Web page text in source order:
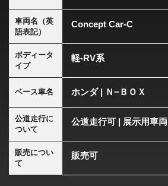
車両名（英
語表記）
Concept Car-C
ボディータ
イプ
軽-RV系
ベース車名 ホンダ | Ｎ−ＢＯＸ
公道走行に
ついて
公道走行可 | 展示用車両
販売につい
て
販売可